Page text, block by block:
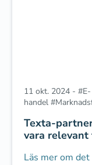
11 okt. 2024 - #E-
handel #
Texta-
vara
Läs mer om det